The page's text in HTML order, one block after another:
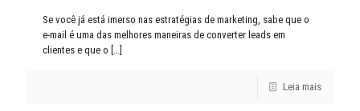
Se você já está imerso nas estratégias de marketing, sabe que o
e-mail é uma das melhores maneiras de converter leads em
clientes e que o […]
Leia mais